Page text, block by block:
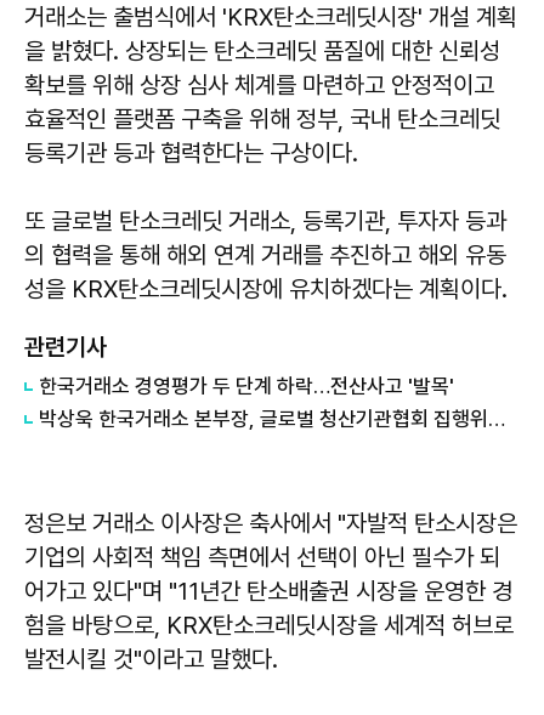
거래소는 출범식에서 'KRX탄소크레딧시장' 개설 계획
을 밝혔다. 상장되는 탄소크레딧 품질에 대한 신뢰성
확보를 위해 상장 심사 체계를 마련하고 안정적이고
효율적인 플랫폼 구축을 위해 정부, 국내 탄소크레딧
등록기관 등과 협력한다는 구상이다.
또 글로벌 탄소크레딧 거래소, 등록기관, 투자자 등과
의 협력을 통해 해외 연계 거래를 추진하고 해외 유동
성을 KRX탄소크레딧시장에 유치하겠다는 계획이다.
관련기사
한국거래소 경영평가 두 단계 하락…전산사고 '발목'
박상욱 한국거래소 본부장, 글로벌 청산기관협회 집행위원 선출
정은보 거래소 이사장은 축사에서 "자발적 탄소시장은
기업의 사회적 책임 측면에서 선택이 아닌 필수가 되
어가고 있다"며 "11년간 탄소배출권 시장을 운영한 경
험을 바탕으로, KRX탄소크레딧시장을 세계적 허브로
발전시킬 것"이라고 말했다.